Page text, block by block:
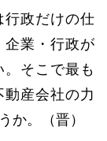
政だけの仕
企業・行政が
そこで最も
動産会社の力
か。（晋）